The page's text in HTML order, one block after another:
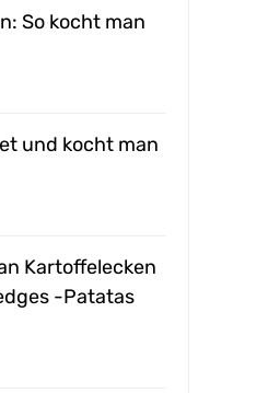
So kocht man
und kocht man
Kartoffelecken
-Patatas